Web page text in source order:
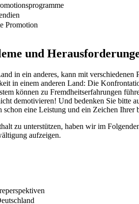
Promotion
und
in ein anderes, kann mit
in einem anderen Land: Die
können zu Fremdheitserfahrungen
demotivieren! Und bedenken Sie bitte
schon eine Leistung und ein Zeichen Ihrer
zu unterstützen, haben wir im
aufzeigen.